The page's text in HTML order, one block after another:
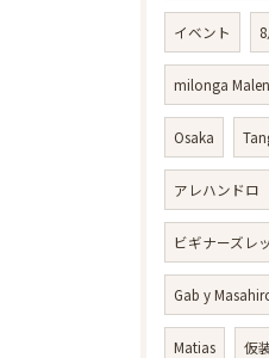
イベント
milonga
Osaka
アレハンド
ビギナーズレ
Gab y
Matias 仮